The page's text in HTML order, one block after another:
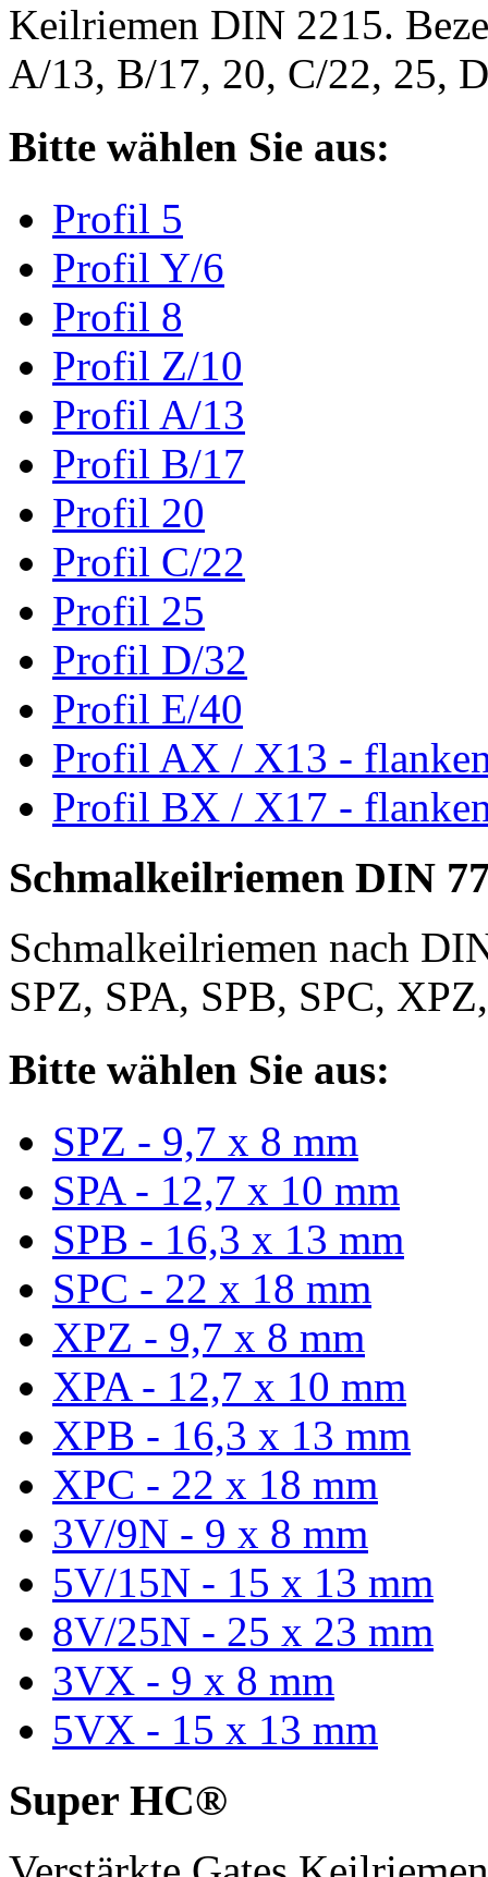
Keilriemen DIN 2215.
A/13, B/17, 20, C/22, 25,
Bitte wählen Sie aus:
Profil 5
Profil Y/6
Profil 8
Profil Z/10
Profil A/13
Profil B/17
Profil 20
Profil C/22
Profil 25
Profil D/32
Profil E/40
Profil AX / X13 -
Profil BX / X17 -
Schmalkeilriemen DIN
Schmalkeilriemen nach
SPZ, SPA, SPB, SPC,
Bitte wählen Sie aus:
SPZ - 9,7 x 8 mm
SPA - 12,7 x 10 mm
SPB - 16,3 x 13 mm
SPC - 22 x 18 mm
XPZ - 9,7 x 8 mm
XPA - 12,7 x 10 mm
XPB - 16,3 x 13 mm
XPC - 22 x 18 mm
3V/9N - 9 x 8 mm
5V/15N - 15 x 13 mm
8V/25N - 25 x 23 mm
3VX - 9 x 8 mm
5VX - 15 x 13 mm
Super HC®